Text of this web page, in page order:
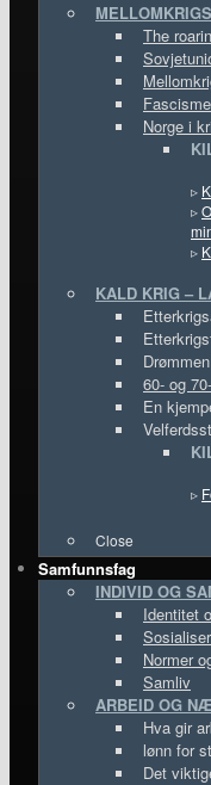
The
Norge i
▹
▹
▹
KALD KRIG –
60- og
En
▹
Close
Samfunnsfag
INDIVID OG
Identitet
Normer
Samliv
ARBEID OG
Hva gir
lønn for
Det